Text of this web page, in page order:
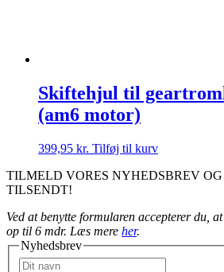
Skiftehjul til
(am6 motor)
399,95 kr. Tilføj til kurv
TILMELD VORES NYHEDSBREV
TILSENDT!
Ved at benytte formularen accepterer du,
op til 6 mdr. Læs mere her.
Nyhedsbrev